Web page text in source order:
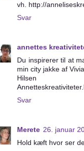
vh. http://
Svar
annettes
Du inspirerer til at
min city jakke af
Hilsen
Svar
Merete 26. januar
Hold kæft hvor ser